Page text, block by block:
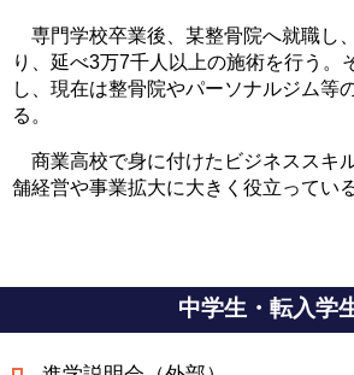
専門学校卒業後、某整骨院へ就職し
り、延べ3万7千人以上の施術を行う。
し、現在は整骨院やパーソナルジム等
る。
商業高校で身に付けたビジネススキ
舗経営や事業拡大に大きく役立ってい
中学生・転入学